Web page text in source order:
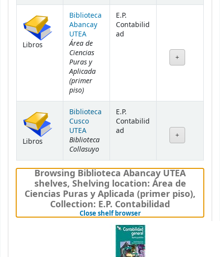
Libros
Biblioteca
Abancay
UTEA
Área de
Ciencias
Puras y
Aplicada
(primer
piso)
E.P.
Contabilid
ad
Libros
Biblioteca
Cusco
UTEA
Biblioteca
Collasuyo
E.P.
Contabilid
ad
Browsing Biblioteca Abancay UTEA
shelves, Shelving location: Área de
Ciencias Puras y Aplicada (primer piso),
Collection: E.P. Contabilidad
Close shelf browser(Hides shelf browser)